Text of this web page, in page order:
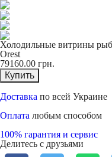
Холодильные витрины
Orest
79160.00 грн.
Купить
Доставка по всей Украине
Оплата любым способом
100% гарантия и сервис
Делитесь с друзьями